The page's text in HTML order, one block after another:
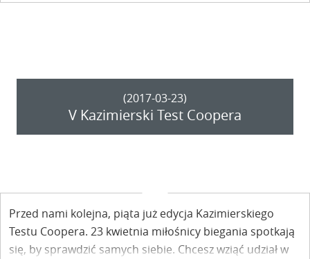
(2017-03-23)
V Kazimierski Test Coopera
Przed nami kolejna, piąta już edycja Kazimierskiego
Testu Coopera. 23 kwietnia miłośnicy biegania spotkają
się, by sprawdzić samych siebie. Chcesz wziąć udział w